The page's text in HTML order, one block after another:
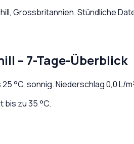
, Grossbritannien. Stündliche
– 7-Tage-Überblick
25°C, sonnig. Niederschlag0,0L/
zu 35 °C.